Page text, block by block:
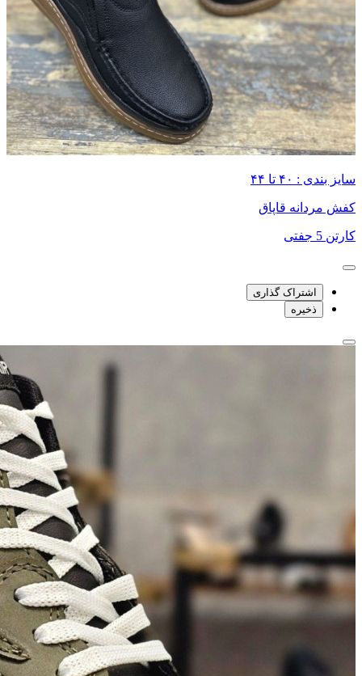
سایز بندی : ۴۰ تا ۴۴
کفش مردانه قاپاق
کارتن 5 جفتی
اشتراک گذاری
ذخیره